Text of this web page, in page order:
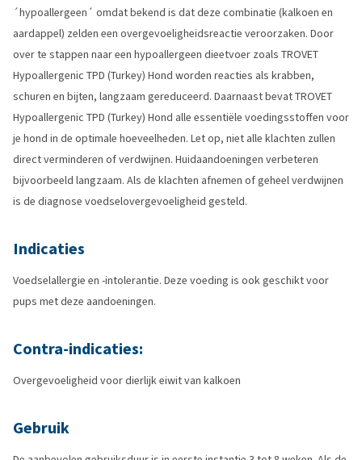
´hypoallergeen´ omdat bekend is dat deze combinatie (kalkoen en
aardappel) zelden een overgevoeligheidsreactie veroorzaken. Door
over te stappen naar een hypoallergeen dieetvoer zoals TROVET
Hypoallergenic TPD (Turkey) Hond worden reacties als krabben,
schuren en bijten, langzaam gereduceerd. Daarnaast bevat TROVET
Hypoallergenic TPD (Turkey) Hond alle essentiële voedingsstoffen voor
je hond in de optimale hoeveelheden. Let op, niet alle klachten zullen
direct verminderen of verdwijnen. Huidaandoeningen verbeteren
bijvoorbeeld langzaam. Als de klachten afnemen of geheel verdwijnen
is de diagnose voedselovergevoeligheid gesteld.
Indicaties
Voedselallergie en -intolerantie. Deze voeding is ook geschikt voor
pups met deze aandoeningen.
Contra-indicaties:
Overgevoeligheid voor dierlijk eiwit van kalkoen
Gebruik